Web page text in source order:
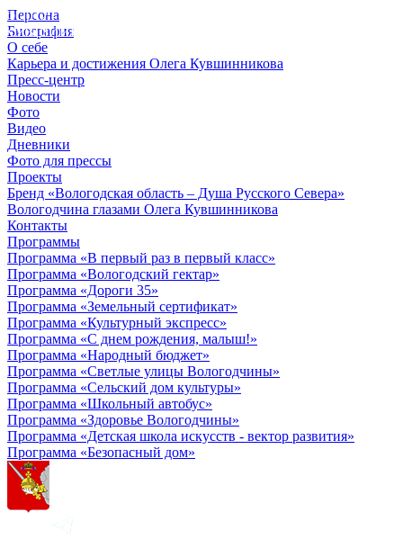
Персона
Биография
О себе
Карьера и достижения Олега Кувшинникова
Пресс-центр
Новости
Фото
Видео
Дневники
Фото для прессы
Проекты
Бренд «Вологодская область – Душа Русского Севера»
Вологодчина глазами Олега Кувшинникова
Контакты
Программы
Программа «В первый раз в первый класс»
Программа «Вологодский гектар»
Программа «Дороги 35»
Программа «Земельный сертификат»
Программа «Культурный экспресс»
Программа «С днем рождения, малыш!»
Программа «Народный бюджет»
Программа «Светлые улицы Вологодчины»
Программа «Сельский дом культуры»
Программа «Школьный автобус»
Программа «Здоровье Вологодчины»
Программа «Детская школа искусств - вектор развития»
Программа «Безопасный дом»
© 2012 - 2023,
КУВШИННИКОВ О.А.